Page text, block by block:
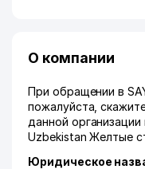
О компании
При обращении в
пожалуйста,
данной организации
Uzbekistan Желтые
Юридическое